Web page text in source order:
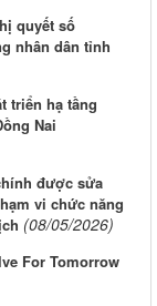
quyết số
nhân dân tỉnh
triển hạ tầng
Nai
được sửa
vi chức năng
(08/05/2026)
For Tomorrow